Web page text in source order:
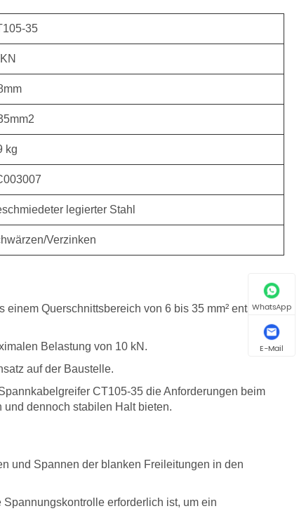
35
kg
legierter Stahl
Verzinken
Querschnittsbereich von 6 bis 35 mm² entspricht,
Belastung von 10 kN.
auf der Baustelle.
CT105-35 die Anforderungen beim
dennoch stabilen Halt bieten.
und Spannen der blanken Freileitungen in den
erforderlich ist, um ein
WhatsApp
E-Mail